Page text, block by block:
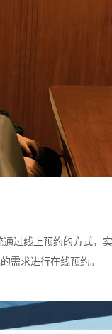
通过线上预约的方式，
需求进行在线预约。